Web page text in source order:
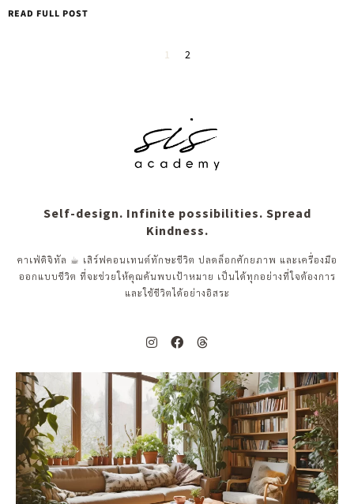
READ FULL POST
1 2
Self-design. Infinite possibilities. Spread
Kindness.
คาเฟ่ดิจิทัล ☕︎ เสิร์ฟคอนเทนต์ทักษะชีวิต ปลดล็อกศักยภาพ และเครื่องมือ
ออกแบบชีวิต ที่จะช่วยให้คุณค้นพบเป้าหมาย เป็นได้ทุกอย่างที่ใจต้องการ
และใช้ชีวิตได้อย่างอิสระ